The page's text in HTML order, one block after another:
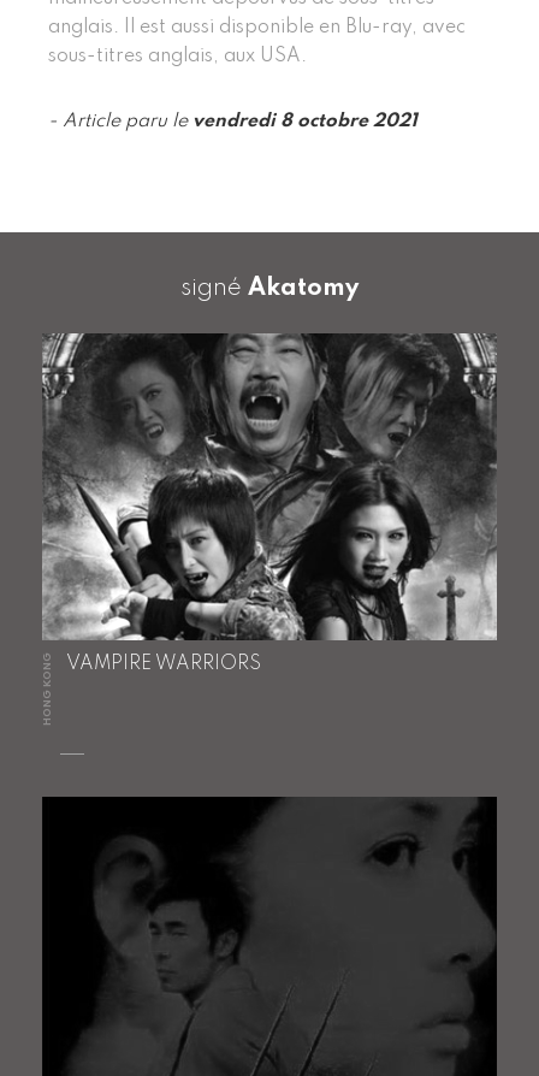
anglais. Il est aussi disponible en Blu-ray, avec
sous-titres anglais, aux USA.
- Article paru le vendredi 8 octobre 2021
signé Akatomy
HONG KONG VAMPIRE WARRIORS